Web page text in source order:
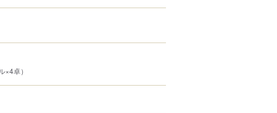
×4卓）